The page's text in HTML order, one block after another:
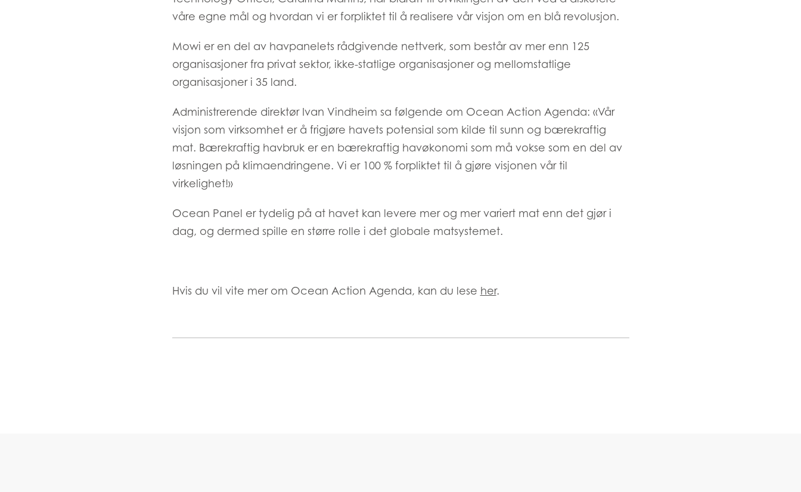
Mowi China
Mowi Korea
Mowi Taiwan
Europe
Mowi Belgium (FR)
Mowi Belgium (NL)
Mowi Czechia (CZ)
Mowi Czechia (EN)
Mowi Faroe Islands
Mowi Germany
Mowi Ireland
Mowi Italy
Mowi Poland
Mowi Scotland
Mowi Spain
Americas
Fortsett
våre egne mål og hvordan vi er forpliktet til å realisere vår visjon om en blå revolusjon.
Mowi er en del av havpanelets rådgivende nettverk, som består av mer enn 125
organisasjoner fra privat sektor, ikke-statlige organisasjoner og mellomstatlige
organisasjoner i 35 land.
Administrerende direktør Ivan Vindheim sa følgende om Ocean Action Agenda: «Vår
visjon som virksomhet er å frigjøre havets potensial som kilde til sunn og bærekraftig
mat. Bærekraftig havbruk er en bærekraftig havøkonomi som må vokse som en del av
løsningen på klimaendringene. Vi er 100 % forpliktet til å gjøre visjonen vår til
virkelighet!»
Ocean Panel er tydelig på at havet kan levere mer og mer variert mat enn det gjør i
dag, og dermed spille en større rolle i det globale matsystemet.
Hvis du vil vite mer om Ocean Action Agenda, kan du lese her.